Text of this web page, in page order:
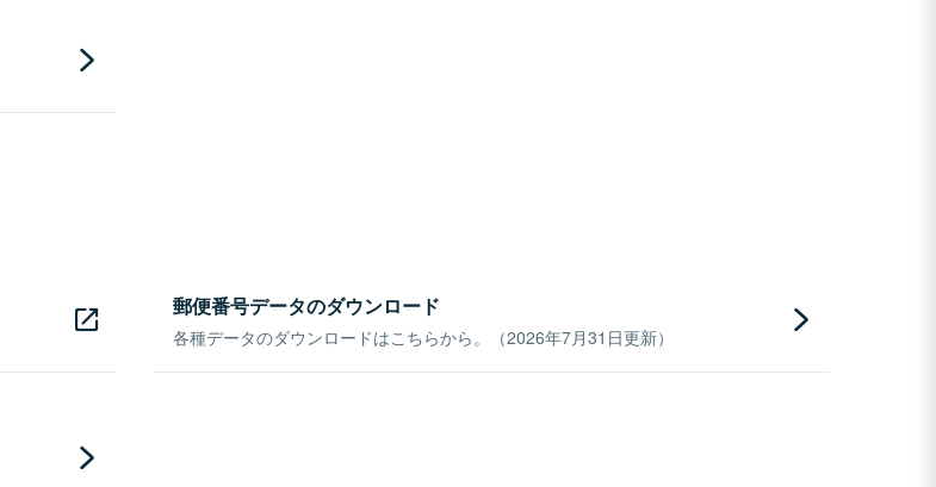
郵便番号データのダウンロード
各種データのダウンロードはこちらから。（2026年7月31日更新）